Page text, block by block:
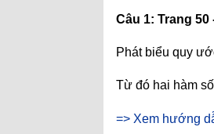
Câu 1: Trang 50
Phát biểu quy
Từ đó hai hàm số
=> Xem hướng